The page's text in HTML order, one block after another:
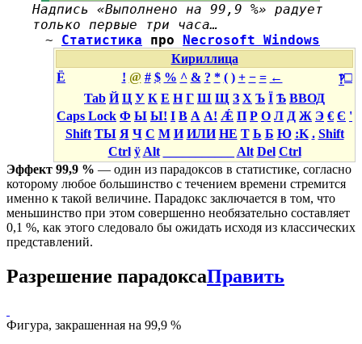
Надпись «Выполнено на 99,9 %» радует
только первые три часа…
~ Статистика про Necrosoft Windows
Кириллица
Ё
□
‽
! @ # $ % ^ & ? * ( ) + − = ←
Tab Й Ц У К Е Н Г Ш Щ З Х Ъ Ї Ѣ ВВОД
Caps Lock Ф Ы Ы! І В А А! Ǽ П Р О Л Д Ж Э € Є '
Shift ТЫ Я Ч С М И ИЛИ НЕ Т Ь Б Ю :K . Shift
Ctrl ÿ Alt Alt Del Ctrl
Эффект 99,9 % — один из парадоксов в статистике, согласно
которому любое большинство с течением времени стремится
именно к такой величине. Парадокс заключается в том, что
меньшинство при этом совершенно необязательно составляет
0,1 %, как этого следовало бы ожидать исходя из классических
представлений.
Разрешение парадоксаПравить
Фигура, закрашенная на 99,9 %